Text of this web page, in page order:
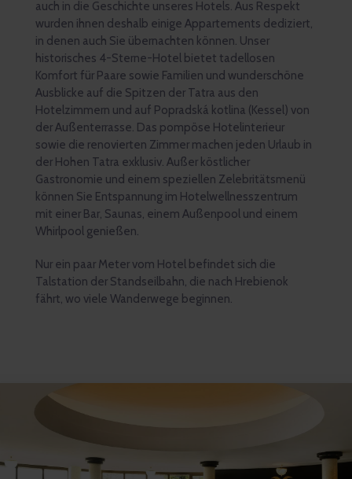
auch in die Geschichte unseres Hotels. Aus Respekt
wurden ihnen deshalb einige Appartements dediziert,
in denen auch Sie übernachten können. Unser
historisches 4-Sterne-Hotel bietet tadellosen
Komfort für Paare sowie Familien und wunderschöne
Ausblicke auf die Spitzen der Tatra aus den
Hotelzimmern und auf Popradská kotlina (Kessel) von
der Außenterrasse. Das pompöse Hotelinterieur
sowie die renovierten Zimmer machen jeden Urlaub in
der Hohen Tatra exklusiv. Außer köstlicher
Gastronomie und einem speziellen Zelebritätsmenü
können Sie Entspannung im Hotelwellnesszentrum
mit einer Bar, Saunas, einem Außenpool und einem
Whirlpool genießen.
Nur ein paar Meter vom Hotel befindet sich die
Talstation der Standseilbahn, die nach Hrebienok
fährt, wo viele Wanderwege beginnen.